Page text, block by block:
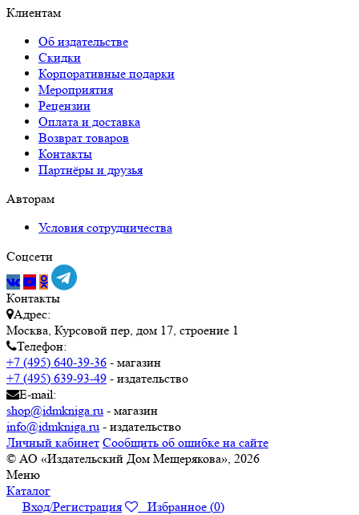
Клиентам
Об издательстве
Скидки
Корпоративные подарки
Мероприятия
Рецензии
Оплата и доставка
Возврат товаров
Контакты
Партнёры и друзья
Авторам
Условия сотрудничества
Соцсети
Контакты
Адрес:
Москва, Курсовой пер, дом 17, строение 1
Телефон:
+7 (495) 640-39-36 - магазин
+7 (495) 639-93-49 - издательство
E-mail:
shop@idmkniga.ru - магазин
info@idmkniga.ru - издательство
Личный кабинет Сообщить об ошибке на сайте
© АО «Издательский Дом Мещерякова», 2026
Меню
Каталог
Вход/Регистрация
Избранное (0)